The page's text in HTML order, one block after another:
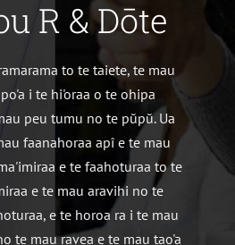
R & Dōte
to te taiete, te mau
i te hi'oraa o te ohipa
peu tumu no te pŭpŭ. Ua
faanahoraa apî e te mau
e te faahoturaa to te
e te mau aravihi no te
e te horoa ra i te mau
te mau ravea e te mau tao'a